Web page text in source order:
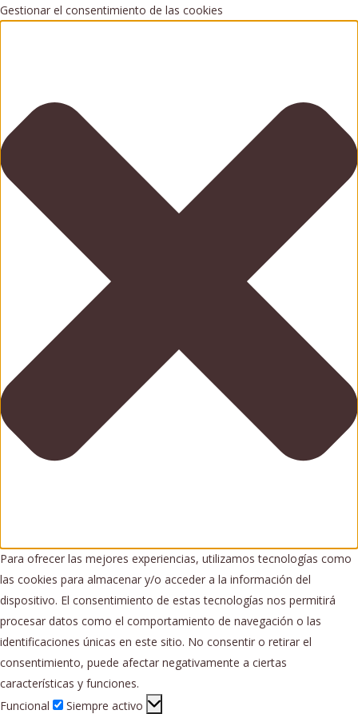
Gestionar el consentimiento de las cookies
Para ofrecer las mejores experiencias, utilizamos tecnologías como
las cookies para almacenar y/o acceder a la información del
dispositivo. El consentimiento de estas tecnologías nos permitirá
procesar datos como el comportamiento de navegación o las
identificaciones únicas en este sitio. No consentir o retirar el
consentimiento, puede afectar negativamente a ciertas
características y funciones.
Funcional
Funcional
Siempre activo